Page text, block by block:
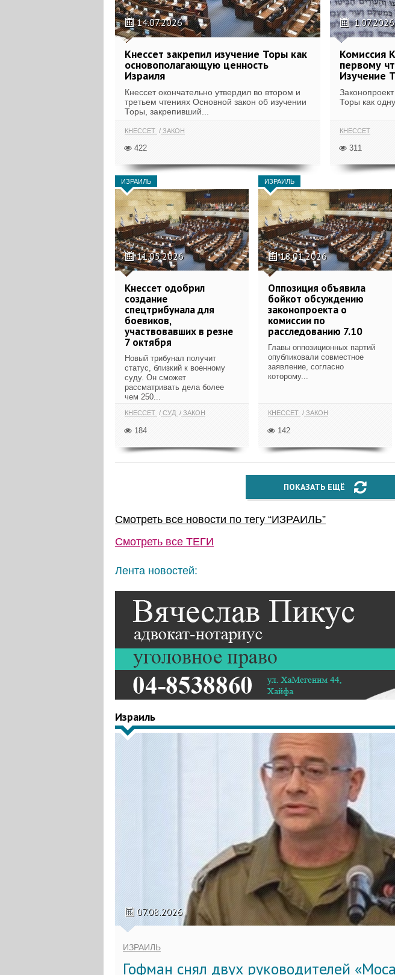
14.07.2026
Кнессет закрепил изучение Торы как
основополагающую ценность
Израиля
Кнессет окончательно утвердил во втором и
третьем чтениях Основной закон об изучении
Торы, закрепивший...
КНЕССЕТ ЗАКОН
422
1.07.2026
Комиссия
первому
Изучение
Торы как
КНЕССЕТ
311
ИЗРАИЛЬ
11.05.2026
Кнессет одобрил
создание
спецтрибунала для
боевиков,
участвовавших в резне
7 октября
Новый трибунал получит
статус, близкий к военному
суду. Он сможет
рассматривать дела более
чем 250...
КНЕССЕТ СУД ЗАКОН
184
ИЗРАИЛЬ
18.01.2026
Оппозиция объявила
бойкот обсуждению
законопроекта о
комиссии по
расследованию 7.10
Главы оппозиционных партий
опубликовали совместное
заявление, согласно
которому...
КНЕССЕТ ЗАКОН
142
ПОКАЗАТЬ ЕЩЁ
Смотреть все новости по тегу “ИЗРАИЛЬ”
Смотреть все ТЕГИ
Лента новостей:
Израиль
07.08.2026
ИЗРАИЛЬ
Гофман снял двух руководителей